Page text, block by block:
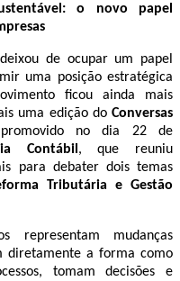
o novo papel
de ocupar um papel
uma posição estratégica
ficou ainda mais
uma edição do Conversas
no dia 22 de
Contábil , que reuniu
para debater dois temas
Tributária e Gestão
representam mudanças
diretamente a forma como
tomam decisões e